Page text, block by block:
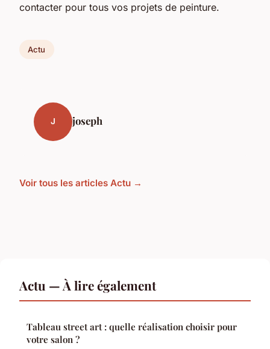
contacter pour tous vos projets de peinture.
Actu
J joseph
Voir tous les articles Actu →
Actu — À lire également
Tableau street art : quelle réalisation choisir pour
votre salon ?